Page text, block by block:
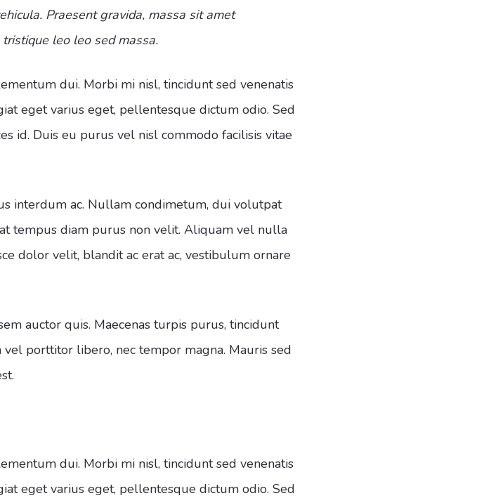
Praesent gravida, massa sit amet
leo leo sed massa.
dui. Morbi mi nisl, tincidunt sed venenatis
eget varius eget, pellentesque dictum odio. Sed
id. Duis eu purus vel nisl commodo facilisis vitae
interdum ac. Nullam condimetum, dui volutpat
tempus diam purus non velit. Aliquam vel nulla
dolor velit, blandit ac erat ac, vestibulum ornare
auctor quis. Maecenas turpis purus, tincidunt
porttitor libero, nec tempor magna. Mauris sed
dui. Morbi mi nisl, tincidunt sed venenatis
eget varius eget, pellentesque dictum odio. Sed